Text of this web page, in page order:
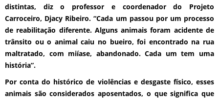
distintas, diz o professor e coordenador do Projeto
Carroceiro, Djacy Ribeiro. “Cada um passou por um processo
de reabilitação diferente. Alguns animais foram acidente de
trânsito ou o animal caiu no bueiro, foi encontrado na rua
maltratado, com miíase, abandonado. Cada um tem uma
história”.
Por conta do histórico de violências e desgaste físico, esses
animais são considerados aposentados, o que significa que